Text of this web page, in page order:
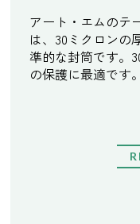
アート・エムのテ
は、30ミクロンの
準的な封筒です。
の保護に最適です。